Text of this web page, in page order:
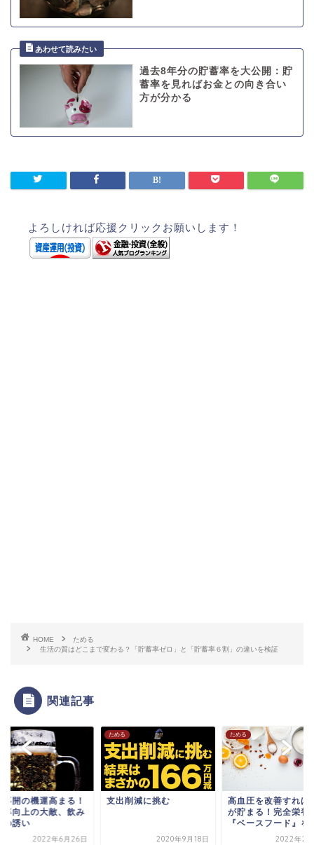
過去8年分の貯蓄率を大公開：貯
蓄率を見ればお金との向き合い
方が分かる
よろしければ応援クリックお願いします！
HOME
ためる
生活の質はどこまで変わる？「貯蓄率ゼロ」と「貯蓄率６割」の違いを検証
関連記事
再開の機運高まる！
率向上の大敵、飲み
の誘い
2022年6月26日
ためる
支出削減に挑む
2020年9月18日
ためる
高血圧を改善すれば
が貯まる！完全栄養
『ベースフード』を
2022年2